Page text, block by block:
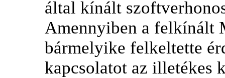
által kínált
Amennyiben a felkínált
bármelyike felkeltette
kapcsolatot az illetékes